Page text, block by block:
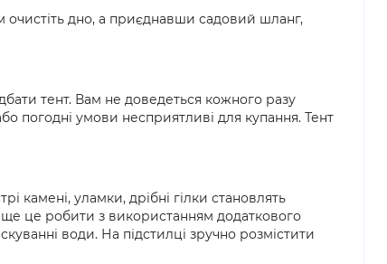
очистіть дно, а приєднавши садовий шланг,
тент. Вам не доведеться кожного разу
погодні умови несприятливі для купання. Тент
камені, уламки, дрібні гілки становлять
це робити з використанням додаткового
води. На підстилці зручно розмістити